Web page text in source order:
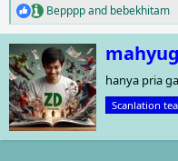
R
e
a
c
t
i
o
n
s
Beppppand bebekhitam
W
r
i
t
t
hanya pria
Scanlation